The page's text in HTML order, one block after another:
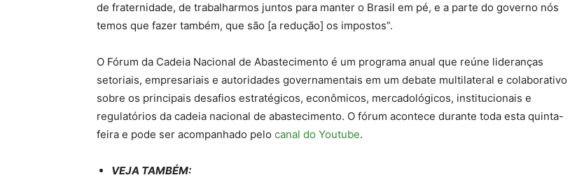
de fraternidade, de trabalharmos juntos para manter o Brasil em pé, e a parte do governo nós
temos que fazer também, que são [a redução] os impostos”.
O Fórum da Cadeia Nacional de Abastecimento é um programa anual que reúne lideranças
setoriais, empresariais e autoridades governamentais em um debate multilateral e colaborativo
sobre os principais desafios estratégicos, econômicos, mercadológicos, institucionais e
regulatórios da cadeia nacional de abastecimento. O fórum acontece durante toda esta quinta-
feira e pode ser acompanhado pelo canal do Youtube.
VEJA TAMBÉM: